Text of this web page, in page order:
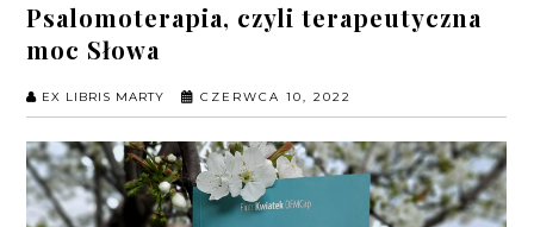
Psalomoterapia, czyli terapeutyczna
moc Słowa
EX LIBRIS MARTY CZERWCA 10, 2022